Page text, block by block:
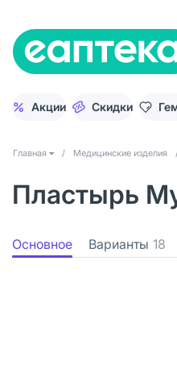
Акции Скидки
Главная / Медицинские изделия
Пластырь
Основное Варианты 18